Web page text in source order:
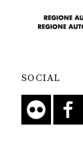
SOCIAL